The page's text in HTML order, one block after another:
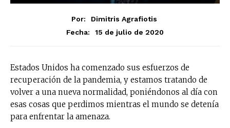
Por:
Dimitris Agrafiotis
Fecha:
15 de julio de 2020
Estados Unidos ha comenzado sus esfuerzos de
recuperación de la pandemia, y estamos tratando de
volver a una nueva normalidad, poniéndonos al día con
esas cosas que perdimos mientras el mundo se detenía
para enfrentar la amenaza.